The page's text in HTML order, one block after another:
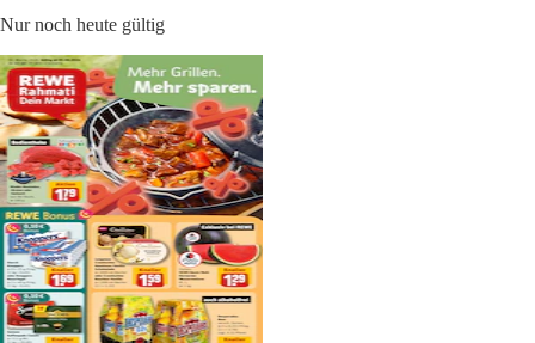
Nur noch heute gültig